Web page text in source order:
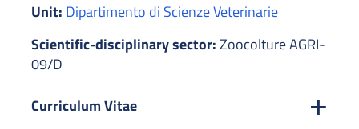
Unit: Dipartimento di Scienze Veterinarie
Scientific-disciplinary sector:Zoocolture AGRI-
09/D
Curriculum Vitae